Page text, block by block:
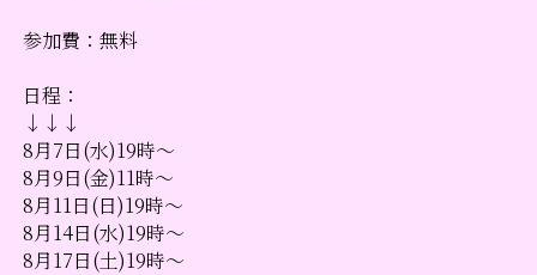
参加費：無料
日程：
↓↓↓
8月7日(水)19時～
8月9日(金)11時～
8月11日(日)19時～
8月14日(水)19時～
8月17日(土)19時～